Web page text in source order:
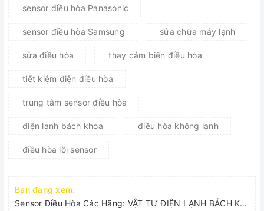
sensor điều hòa Panasonic
sensor điều hòa Samsung sửa chữa máy lạnh
sửa điều hòa thay cảm biến điều hòa
tiết kiệm điện điều hòa
trung tâm sensor điều hòa
điện lạnh bách khoa điều hòa không lạnh
điều hòa lỗi sensor
Bạn đang xem:
Sensor Điều Hòa Các Hãng: VẬT TƯ ĐIỆN LẠNH BÁCH KHOA